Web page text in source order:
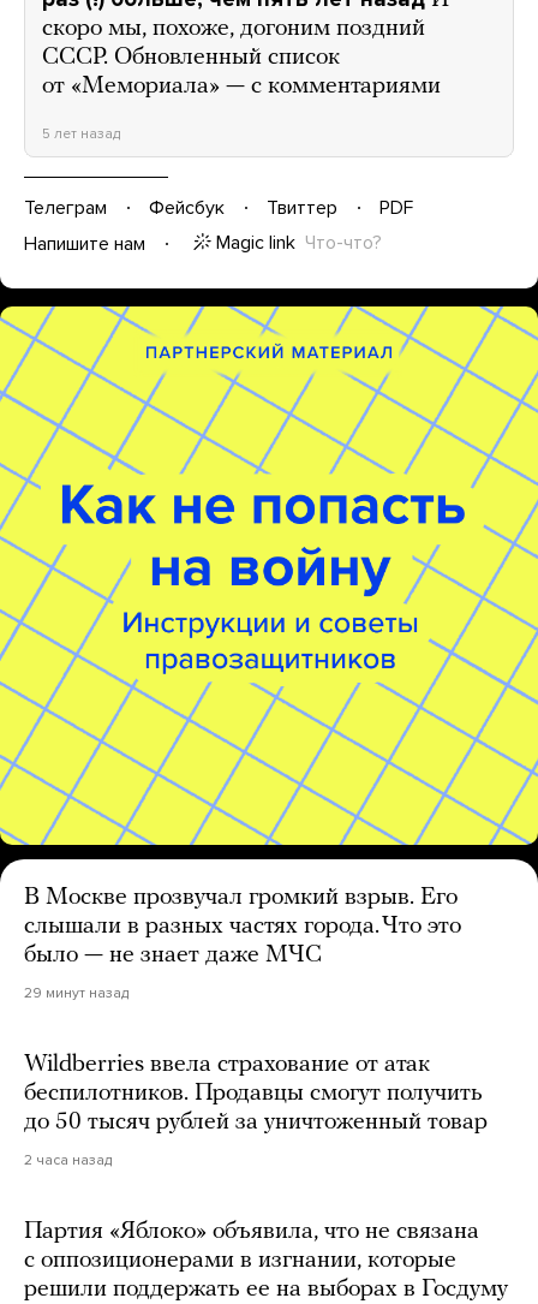
скоро мы, похоже, догоним поздний
СССР. Обновленный список
от «Мемориала» — с комментариями
5 лет назад
Телеграм Фейсбук Твиттер
PDF
Напишите нам
Magic link Что-что?
В Москве прозвучал громкий взрыв. Его
слышали в разных частях города. Что это
было — не знает даже МЧС
29 минут назад
Wildberries ввела страхование от атак
беспилотников. Продавцы смогут получить
до 50 тысяч рублей за уничтоженный товар
2 часа назад
Партия «Яблоко» объявила, что не связана
с оппозиционерами в изгнании, которые
решили поддержать ее на выборах в Госдуму